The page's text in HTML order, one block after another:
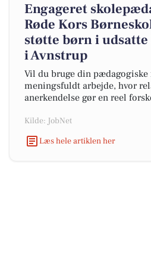
Engageret
Røde Kors
støtte børn i
i Avnstrup
Vil du bruge din
meningsfuldt arbejde, hvor
anerkendelse gør en reel
Kilde: JobNet
Læs hele artiklen her